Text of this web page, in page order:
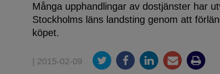
Många upphandlingar av dostjänster har
Stockholms läns landsting genom att
köpet.
| 2015-02-09